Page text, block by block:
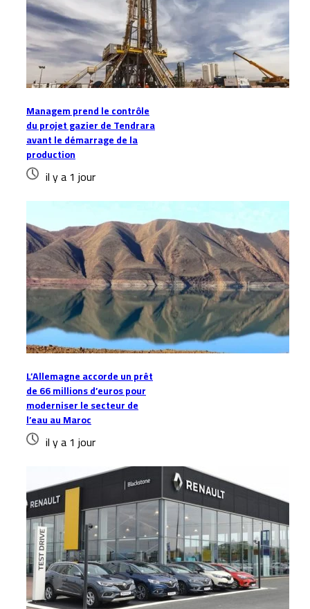
Managem prend le contrôle
du projet gazier de Tendrara
avant le démarrage de la
production
il y a 1 jour
L’Allemagne accorde un prêt
de 66 millions d’euros pour
moderniser le secteur de
l’eau au Maroc
il y a 1 jour